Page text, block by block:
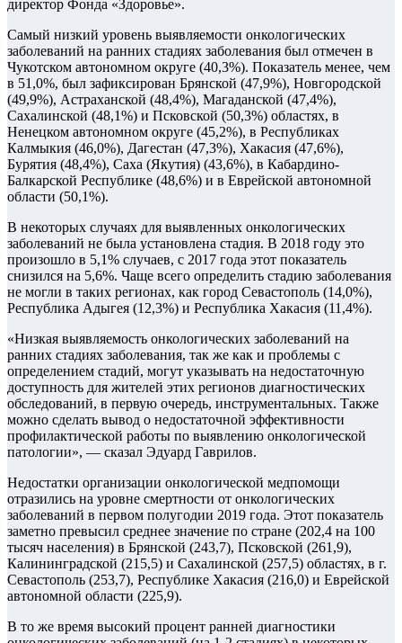
директор Фонда «Здоровье».
Самый низкий уровень выявляемости онкологических
заболеваний на ранних стадиях заболевания был отмечен в
Чукотском автономном округе (40,3%). Показатель менее, чем
в 51,0%, был зафиксирован Брянской (47,9%), Новгородской
(49,9%), Астраханской (48,4%), Магаданской (47,4%),
Сахалинской (48,1%) и Псковской (50,3%) областях, в
Ненецком автономном округе (45,2%), в Республиках
Калмыкия (46,0%), Дагестан (47,3%), Хакасия (47,6%),
Бурятия (48,4%), Саха (Якутия) (43,6%), в Кабардино-
Балкарской Республике (48,6%) и в Еврейской автономной
области (50,1%).
В некоторых случаях для выявленных онкологических
заболеваний не была установлена стадия. В 2018 году это
произошло в 5,1% случаев, с 2017 года этот показатель
снизился на 5,6%. Чаще всего определить стадию заболевания
не могли в таких регионах, как город Севастополь (14,0%),
Республика Адыгея (12,3%) и Республика Хакасия (11,4%).
«Низкая выявляемость онкологических заболеваний на
ранних стадиях заболевания, так же как и проблемы с
определением стадий, могут указывать на недостаточную
доступность для жителей этих регионов диагностических
обследований, в первую очередь, инструментальных. Также
можно сделать вывод о недостаточной эффективности
профилактической работы по выявлению онкологической
патологии», — сказал Эдуард Гаврилов.
Недостатки организации онкологической медпомощи
отразились на уровне смертности от онкологических
заболеваний в первом полугодии 2019 года. Этот показатель
заметно превысил среднее значение по стране (202,4 на 100
тысяч населения) в Брянской (243,7), Псковской (261,9),
Калининградской (215,5) и Сахалинской (257,5) областях, в г.
Севастополь (253,7), Республике Хакасия (216,0) и Еврейской
автономной области (225,9).
В то же время высокий процент ранней диагностики